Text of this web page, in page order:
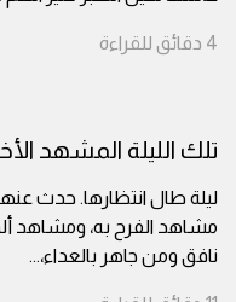
4 دقائق للقراءة
تلك الليلة المشهد
ليلة طال انتظارها. حدث
مشاهد الفرح به، ومشاهد
نافق ومن جاهر بالعداء،...